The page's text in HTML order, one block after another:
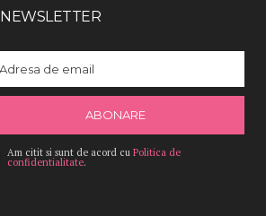
NEWSLETTER
ABONARE
Am citit si sunt de acord cu Politica de
confidentialitate.